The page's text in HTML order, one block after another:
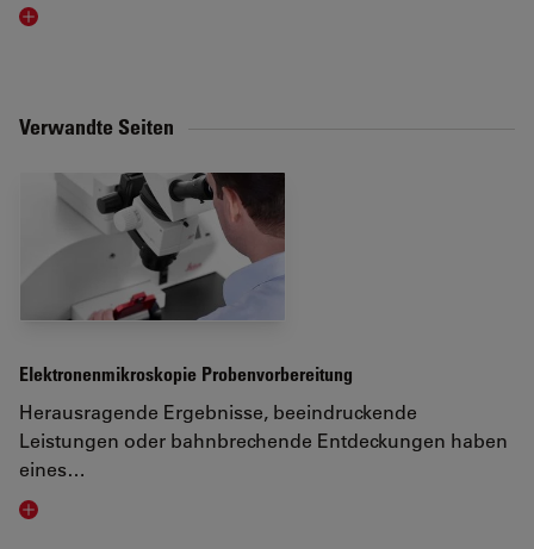
Read article
Verwandte Seiten
Elektronenmikroskopie Probenvorbereitung
Herausragende Ergebnisse, beeindruckende
Leistungen oder bahnbrechende Entdeckungen haben
eines…
Visit related page